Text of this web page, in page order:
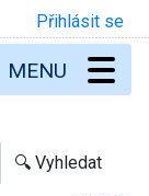
Přihlásit se
MENU